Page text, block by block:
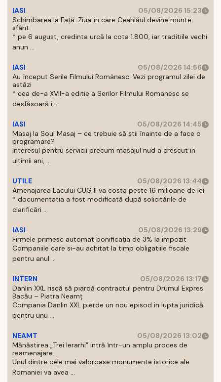
IASI
05/08/2026 15:23
Schimbarea la Față. Ziua în care Ceahlăul devine munte
sfânt
* pe 6 august, credinta urcă la cota 1.800, iar traditiile vechi
anun ...
IASI
05/08/2026 14:56
Au început Serile Filmului Românesc. Vezi programul zilei de
astăzi
* cea de-a XVII-a editie a Serilor Filmului Romanesc se
desfăsoară i ...
IASI
05/08/2026 14:45
Masaj la Soul Masaj – ce trebuie să știi înainte de a face o
programare?
Interesul pentru servicii precum masajul nud a crescut in
ultimii ani, ...
UTILE
05/08/2026 13:44
Amenajarea Lacului CUG II va costa peste 16 milioane de lei
* documentatia a fost modificată după solicitările de
clarificări ...
IASI
05/08/2026 13:29
Firmele primesc automat bonificația de 3% la impozit
Companiile care si-au achitat la timp obligatiile fiscale
pentru anul ...
INTERN
05/08/2026 13:17
Danlin XXL riscă să piardă contractul pentru Drumul Expres
Bacău – Piatra Neamț
Compania Danlin XXL pierde un nou episod in lupta juridică
pentru unu ...
NEAMT
05/08/2026 13:02
Mănăstirea „Trei Ierarhi” intră într-un amplu proces de
reamenajare
Unul dintre cele mai valoroase monumente istorice ale
Romaniei va avea ...